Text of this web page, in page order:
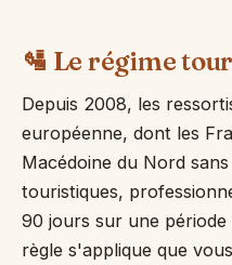
🛂 Le régime
Depuis 2008, les
européenne, dont les
Macédoine du Nord
touristiques,
90 jours sur une période
règle s'applique que